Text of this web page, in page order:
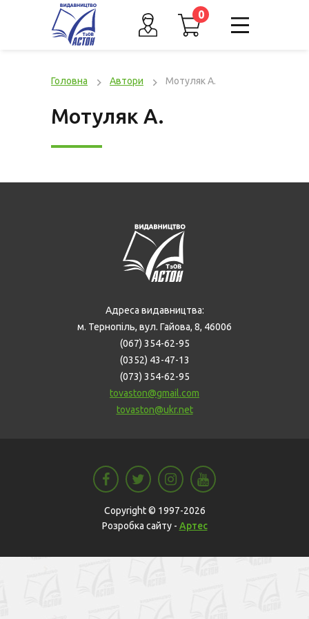
0
Головна Автори Мотуляк А.
Мотуляк А.
Адреса видавництва:
м. Тернопіль, вул. Гайова, 8, 46006
(067) 354-62-95
(0352) 43-47-13
(073) 354-62-95
tovaston@gmail.com
tovaston@ukr.net
Copyright © 1997-2026
Розробка сайту - Артес